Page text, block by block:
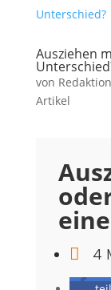
Ausziehen
von Redaktion
Artikel
 4